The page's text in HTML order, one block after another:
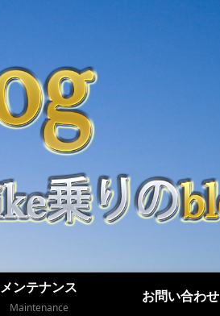
メンテナンス
Maintenance
お問い合わせ